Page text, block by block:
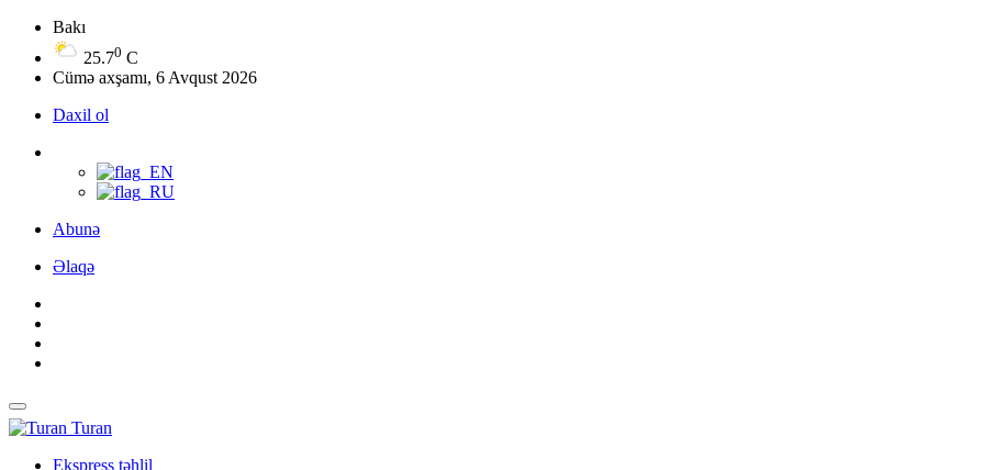
Bakı
25.70 C
Cümə axşamı, 6 Avqust 2026
Daxil ol
Abunə
Əlaqə
Turan
Ekspress təhlil